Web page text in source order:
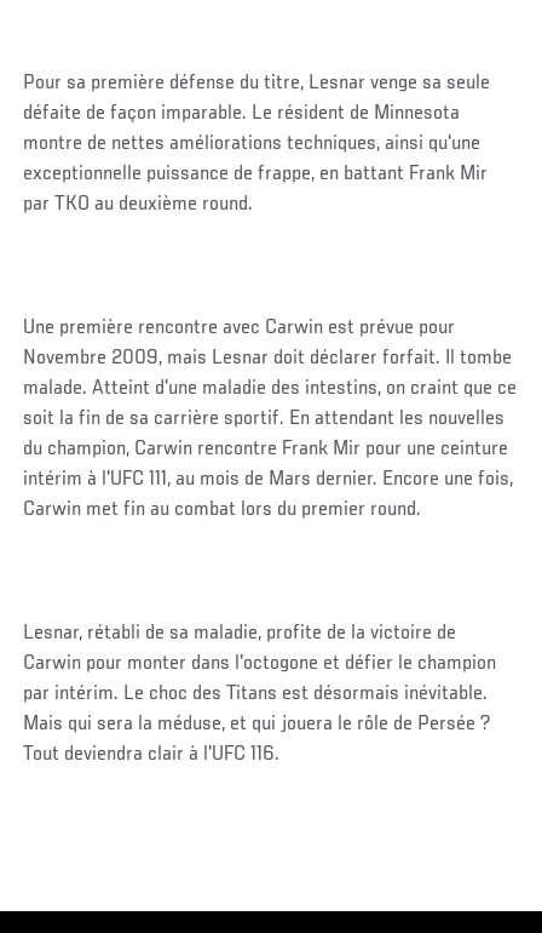
Pour sa première défense du titre, Lesnar venge sa seule
défaite de façon imparable. Le résident de Minnesota
montre de nettes améliorations techniques, ainsi qu'une
exceptionnelle puissance de frappe, en battant Frank Mir
par TKO au deuxième round.
Une première rencontre avec Carwin est prévue pour
Novembre 2009, mais Lesnar doit déclarer forfait. Il tombe
malade. Atteint d'une maladie des intestins, on craint que ce
soit la fin de sa carrière sportif. En attendant les nouvelles
du champion, Carwin rencontre Frank Mir pour une ceinture
intérim à l'UFC 111, au mois de Mars dernier. Encore une fois,
Carwin met fin au combat lors du premier round.
Lesnar, rétabli de sa maladie, profite de la victoire de
Carwin pour monter dans l'octogone et défier le champion
par intérim. Le choc des Titans est désormais inévitable.
Mais qui sera la méduse, et qui jouera le rôle de Persée ?
Tout deviendra clair à l'UFC 116.